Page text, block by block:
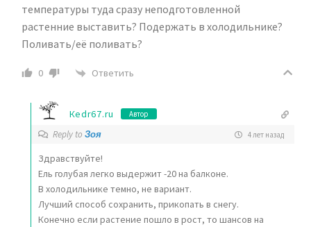
температуры туда сразу неподготовленной
растенние выставить? Подержать в холодильнике?
Поливать/её поливать?
0 Ответить
Кedr67.ru Автор
Reply to Зоя 4 лет назад
Здравствуйте!
Ель голубая легко выдержит -20 на балконе.
В холодильнике темно, не вариант.
Лучший способ сохранить, прикопать в снегу.
Конечно если растение пошло в рост, то шансов на